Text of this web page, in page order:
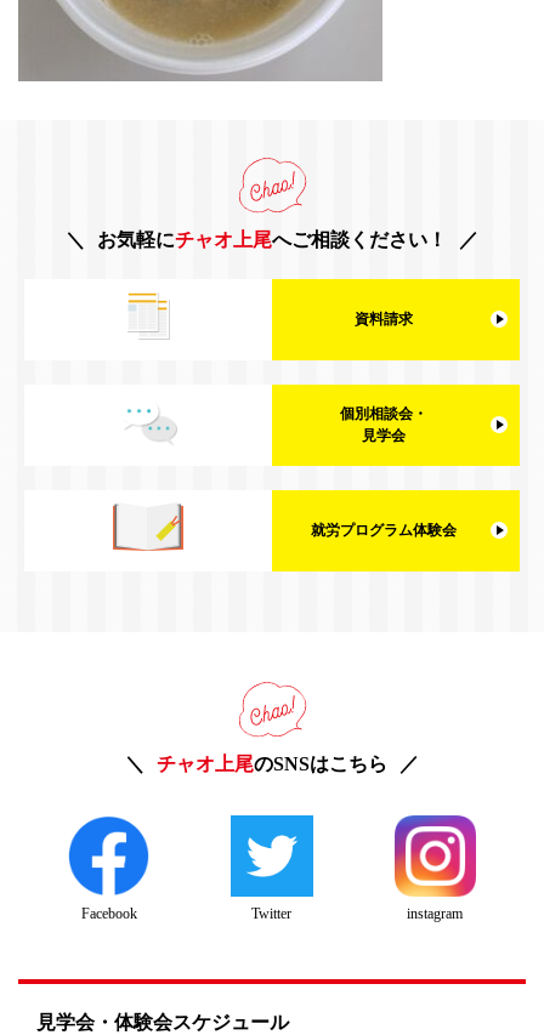
お気軽にチャオ上尾へご相談ください！
資料請求
個別相談会・
見学会
就労プログラム体験会
チャオ上尾のSNSはこちら
Facebook Twitter instagram
見学会・体験会スケジュール